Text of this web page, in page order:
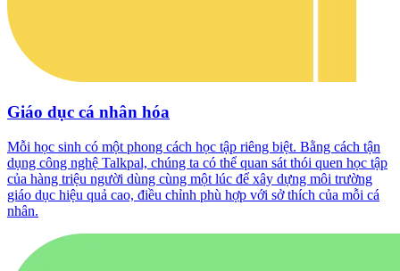
Giáo dục cá nhân hóa
Mỗi học sinh có một phong cách học tập riêng biệt. Bằng cách tận
dụng công nghệ Talkpal, chúng ta có thể quan sát thói quen học tập
của hàng triệu người dùng cùng một lúc để xây dựng môi trường
giáo dục hiệu quả cao, điều chỉnh phù hợp với sở thích của mỗi cá
nhân.